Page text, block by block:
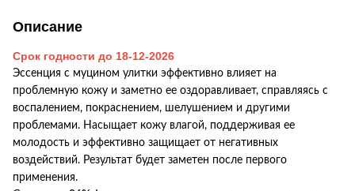
Описание
Срок годности до 18-12-2026
Эссенция с муцином улитки эффективно влияет на
проблемную кожу и заметно ее оздоравливает, справляясь с
воспалением, покраснением, шелушением и другими
проблемами. Насыщает кожу влагой, поддерживая ее
молодость и эффективно защищает от негативных
воздействий. Результат будет заметен после первого
применения.